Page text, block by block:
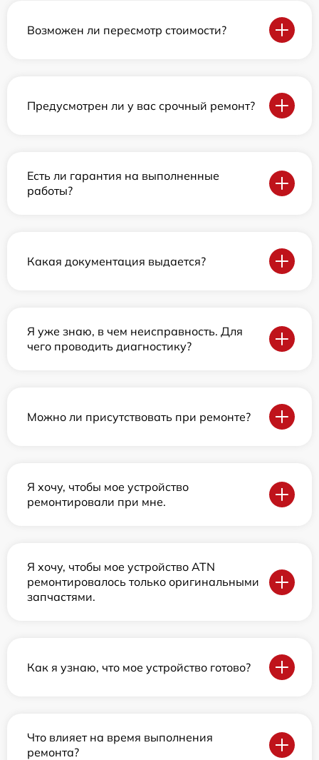
Возможен ли пересмотр стоимости?
Предусмотрен ли у вас срочный ремонт?
Есть ли гарантия на выполненные
работы?
Какая документация выдается?
Я уже знаю, в чем неисправность. Для
чего проводить диагностику?
Можно ли присутствовать при ремонте?
Я хочу, чтобы мое устройство
ремонтировали при мне.
Я хочу, чтобы мое устройство ATN
ремонтировалось только оригинальными
запчастями.
Как я узнаю, что мое устройство готово?
Что влияет на время выполнения
ремонта?